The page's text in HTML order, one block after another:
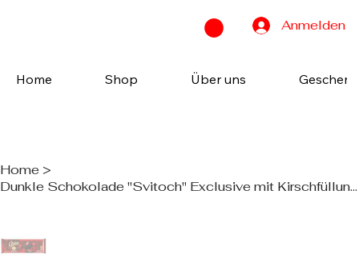
Anmelden
Home Shop Über uns
Home >
Dunkle Schokolade "Svitoch" Exclusive mit Kirschfüllung, 240g